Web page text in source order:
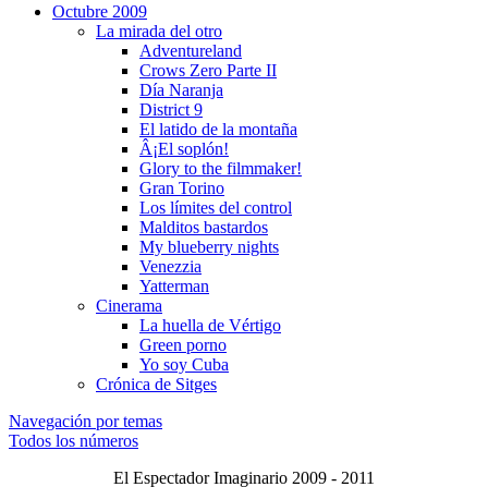
Octubre 2009
La mirada del otro
Adventureland
Crows Zero Parte II
Dí­a Naranja
District 9
El latido de la montaña
Â¡El soplón!
Glory to the filmmaker!
Gran Torino
Los lí­mites del control
Malditos bastardos
My blueberry nights
Venezzia
Yatterman
Cinerama
La huella de Vértigo
Green porno
Yo soy Cuba
Crónica de Sitges
Navegación por temas
Todos los números
El Espectador Imaginario 2009 - 2011